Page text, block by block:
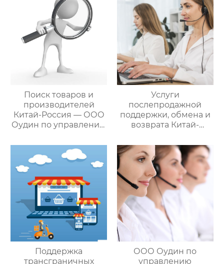
Поиск товаров и
производителей
Китай-Россия — ООО
Оудин по управлению
цепями поставок
Услуги
послепродажной
поддержки, обмена и
возврата Китай-
по управлению
международными
цепями поставок
Поддержка
трансграничных
ООО Оудин по
управлению